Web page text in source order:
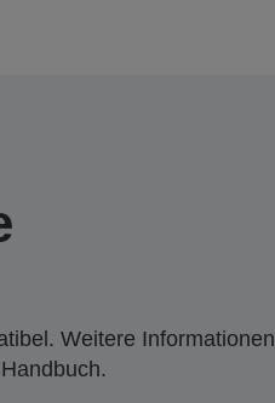
Weitere Informationen